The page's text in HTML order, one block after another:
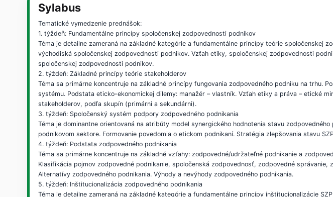
Sylabus
Tematické vymedzenie prednášok:
1. týždeň: Fundamentálne princípy spoločenskej zodpovednosti podnikov
Téma je detailne zameraná na základné kategórie a fundamentálne princípy teórie
východiská spoločenskej zodpovednosti podnikov. Vzťah etiky, spoločenskej zodpovednosti
spoločenskej zodpovednosti podnikov.
2. týždeň: Základné princípy teórie stakeholderov
Téma sa primárne koncentruje na základné princípy fungovania zodpovedného podniku na trhu.
systému. Podstata eticko-ekonomickej dilemy: manažér – vlastník. Vzťah etiky a práva – etické
stakeholderov, podľa skupín (primárni a sekundárni).
3. týždeň: Spoločenský systém podpory zodpovedného podnikania
Téma je dominantne orientovaná na atribúty model synergického hodnotenia stavu
podnikovom sektore. Formovanie povedomia o etickom podnikaní. Stratégia zlepšovania stavu
4. týždeň: Podstata zodpovedného podnikania
Téma sa primárne koncentruje na základné vzťahy: zodpovedné/udržateľné podnikanie a
Klasifikácia pojmov zodpovedné podnikanie, spoločenská zodpovednosť, zodpovedné
Alternatívy zodpovedného podnikania. Výhody a nevýhody zodpovedného podnikania.
5. týždeň: Inštitucionalizácia zodpovedného podnikania
Téma je detailne zameraná na základné kategórie a fundamentálne princípy inštitucionalizácie